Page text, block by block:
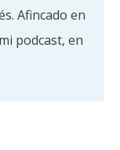
Afincado en
podcast, en